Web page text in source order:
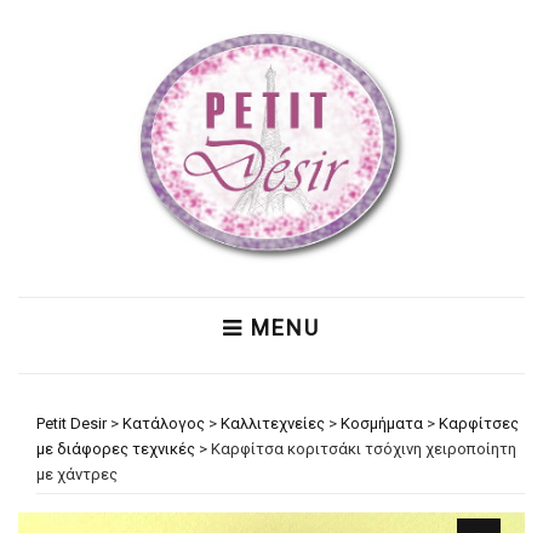
MENU
Petit Desir> Κατάλογος > Καλλιτεχνείες > Κοσμήματα > Καρφίτσες
με διάφορες τεχνικές > Καρφίτσα κοριτσάκι τσόχινη χειροποίητη
με χάντρες